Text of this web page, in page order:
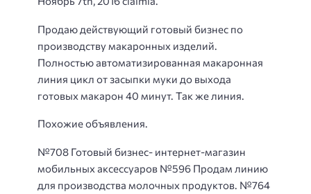
Продаю действующий готовый бизнес по
производству макаронных изделий.
Полностью автоматизированная макаронная
линия цикл от засыпки муки до выхода
готовых макарон 40 минут. Так же линия.
Похожие объявления.
№708 Готовый бизнес- интернет-магазин
мобильных аксессуаров №596 Продам линию
для производства молочных продуктов. №764